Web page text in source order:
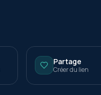
Partage
Créer du lien